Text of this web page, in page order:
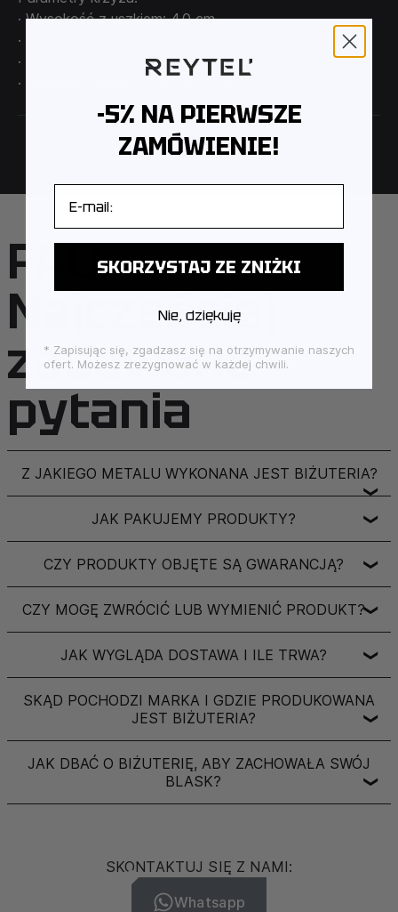
· Wysokość z uszkiem: 4.0 cm
· Wysokość bez uszka: 3.1 cm
· Szerokość: 2.3 cm
· Rozmiary uszka: 0.55 х 0.45 cm
FAQ –
Najczęściej
zadawane
pytania
Z JAKIEGO METALU WYKONANA JEST BIŻUTERIA?
❯
JAK PAKUJEMY PRODUKTY? ❯
CZY PRODUKTY OBJĘTE SĄ GWARANCJĄ? ❯
CZY MOGĘ ZWRÓCIĆ LUB WYMIENIĆ PRODUKT?❯
JAK WYGLĄDA DOSTAWA I ILE TRWA? ❯
SKĄD POCHODZI MARKA I GDZIE PRODUKOWANA
JEST BIŻUTERIA?
❯
JAK DBAĆ O BIŻUTERIĘ, ABY ZACHOWAŁA SWÓJ
BLASK?
❯
SKONTAKTUJ SIĘ Z NAMI:
Whatsapp
-5% NA PIERWSZE
ZAMÓWIENIE!
SKORZYSTAJ ZE ZNIŻKI
Nie, dziękuję
* Zapisując się, zgadzasz się na otrzymywanie naszych
ofert. Możesz zrezygnować w każdej chwili.